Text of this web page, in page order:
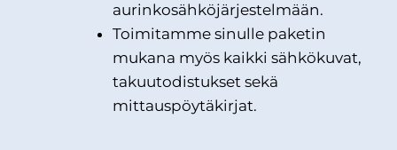
aurinkosähköjärjestelmään.
Toimitamme sinulle paketin
mukana myös kaikki sähkökuvat,
takuutodistukset sekä
mittauspöytäkirjat.